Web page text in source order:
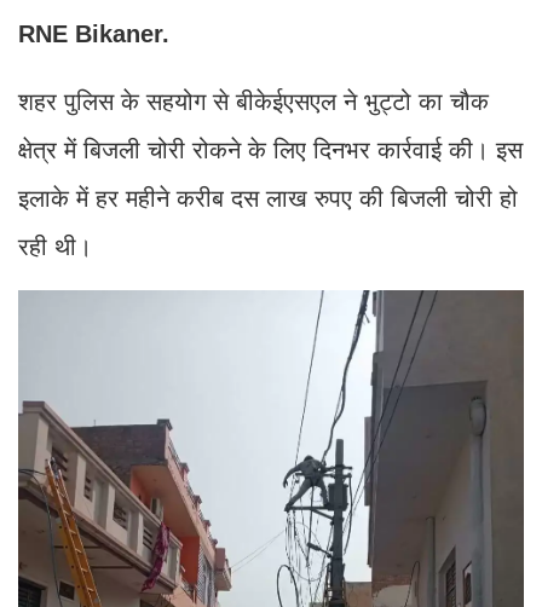
RNE Bikaner.
शहर पुलिस के सहयोग से बीकेईएसएल ने भुट्टो का चौक
क्षेत्र में बिजली चोरी रोकने के लिए दिनभर कार्रवाई की। इस
इलाके में हर महीने करीब दस लाख रुपए की बिजली चोरी हो
रही थी।